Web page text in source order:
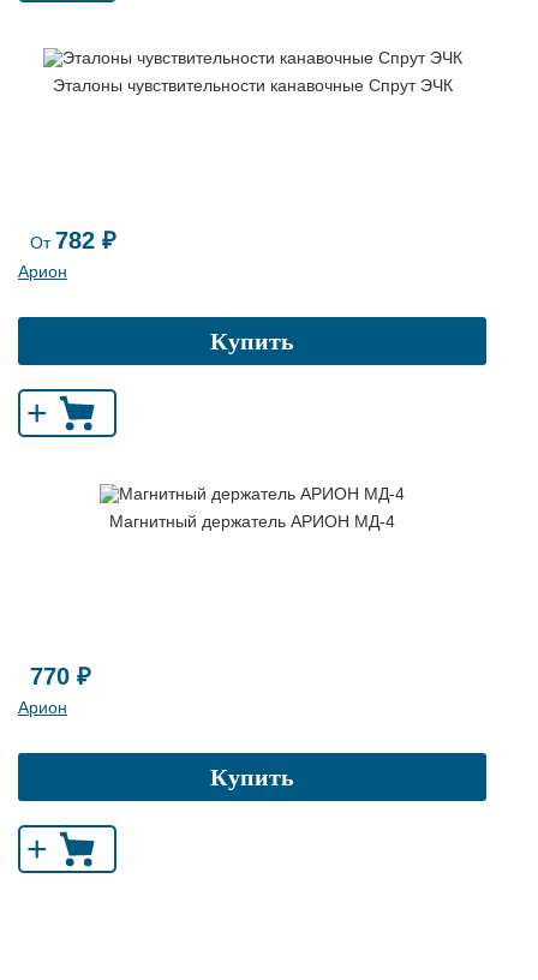
Эталоны чувствительности канавочные Спрут ЭЧК
От782 ₽
Арион
Купить
+
Магнитный держатель АРИОН МД-4
770 ₽
Арион
Купить
+